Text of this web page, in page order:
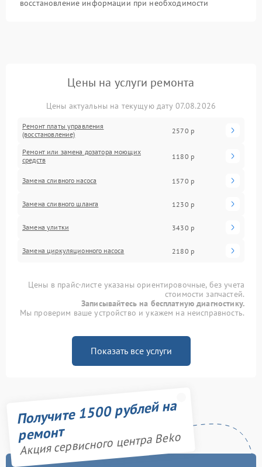
восстановление информации при необходимости
Цены на услуги ремонта
Цены актуальны на текущую дату 07.08.2026
Ремонт платы управления
(восстановление)
2570 р
Ремонт или замена дозатора моющих
средств
1180 р
Замена сливного насоса 1570 р
Замена сливного шланга 1230 р
Замена улитки 3430 р
Замена циркуляционного насоса 2180 р
Цены в прайс-листе указаны ориентировочные, без учета
стоимости запчастей.
Записывайтесь на бесплатную диагностику.
Мы проверим ваше устройство и укажем на неисправность.
Показать все услуги
Получите 1500 рублей на
ремонт
Акция сервисного центра Beko